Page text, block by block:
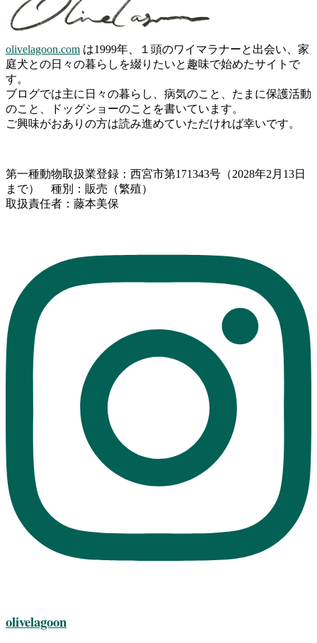
olivelagoon.com は1999年、１頭のワイマラナーと出会い、家
庭犬との日々の暮らしを綴りたいと趣味で始めたサイトで
す。
ブログでは主に日々の暮らし、病気のこと、たまに保護活動
のこと、ドッグショーのことを書いています。
ご興味がおありの方は読み進めていただければ幸いです。
第一種動物取扱業登録：西宮市第171343号（2028年2月13日
まで） 種別：販売（繁殖）
取扱責任者：藤本美保
olivelagoon